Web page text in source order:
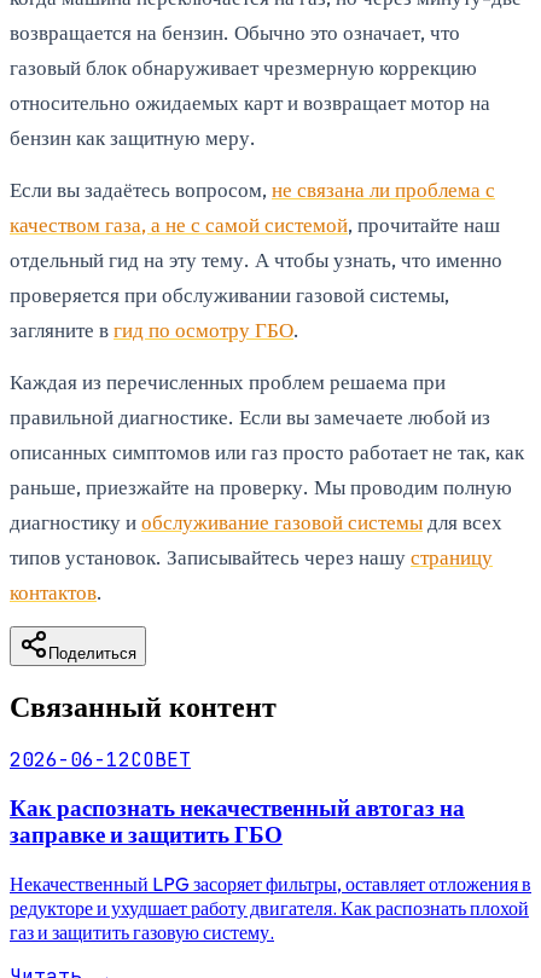
возвращается на бензин. Обычно это означает, что
газовый блок обнаруживает чрезмерную коррекцию
относительно ожидаемых карт и возвращает мотор на
бензин как защитную меру.
Если вы задаётесь вопросом, не связана ли проблема с
качеством газа, а не с самой системой, прочитайте наш
отдельный гид на эту тему. А чтобы узнать, что именно
проверяется при обслуживании газовой системы,
загляните вгид по осмотру ГБО.
Каждая из перечисленных проблем решаема при
правильной диагностике. Если вы замечаете любой из
описанных симптомов или газ просто работает не так, как
раньше, приезжайте на проверку. Мы проводим полную
диагностику иобслуживание газовой системы для всех
типов установок. Записывайтесь через нашустраницу
контактов.
Поделиться
Связанный контент
2026-06-12СОВЕТ
Как распознать некачественный автогаз на
заправке и защитить ГБО
Некачественный LPG засоряет фильтры, оставляет отложения в
редукторе и ухудшает работу двигателя. Как распознать плохой
газ и защитить газовую систему.